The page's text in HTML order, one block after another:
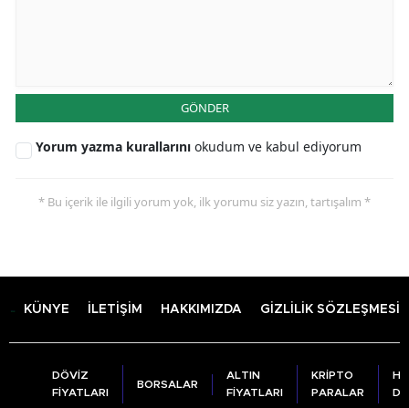
GÖNDER
Yorum yazma kurallarını okudum ve kabul ediyorum
* Bu içerik ile ilgili yorum yok, ilk yorumu siz yazın, tartışalım *
KÜNYE İLETİŞİM HAKKIMIZDA GİZLİLİK SÖZLEŞMESİ
DÖVİZ
FİYATLARI
BORSALAR
ALTIN
FİYATLARI
KRİPTO
PARALAR